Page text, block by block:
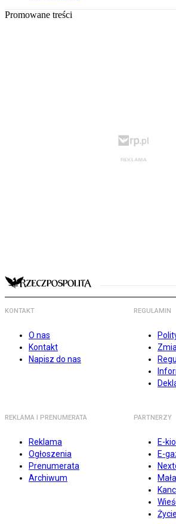
Promowane treści
KONTAKT
O nas
Kontakt
Napisz do nas
REGULAMIN
REKLAMA I PRENUMERATA
Reklama
Ogłoszenia
Prenumerata
Archiwum
PARTNERZY
E-
E-